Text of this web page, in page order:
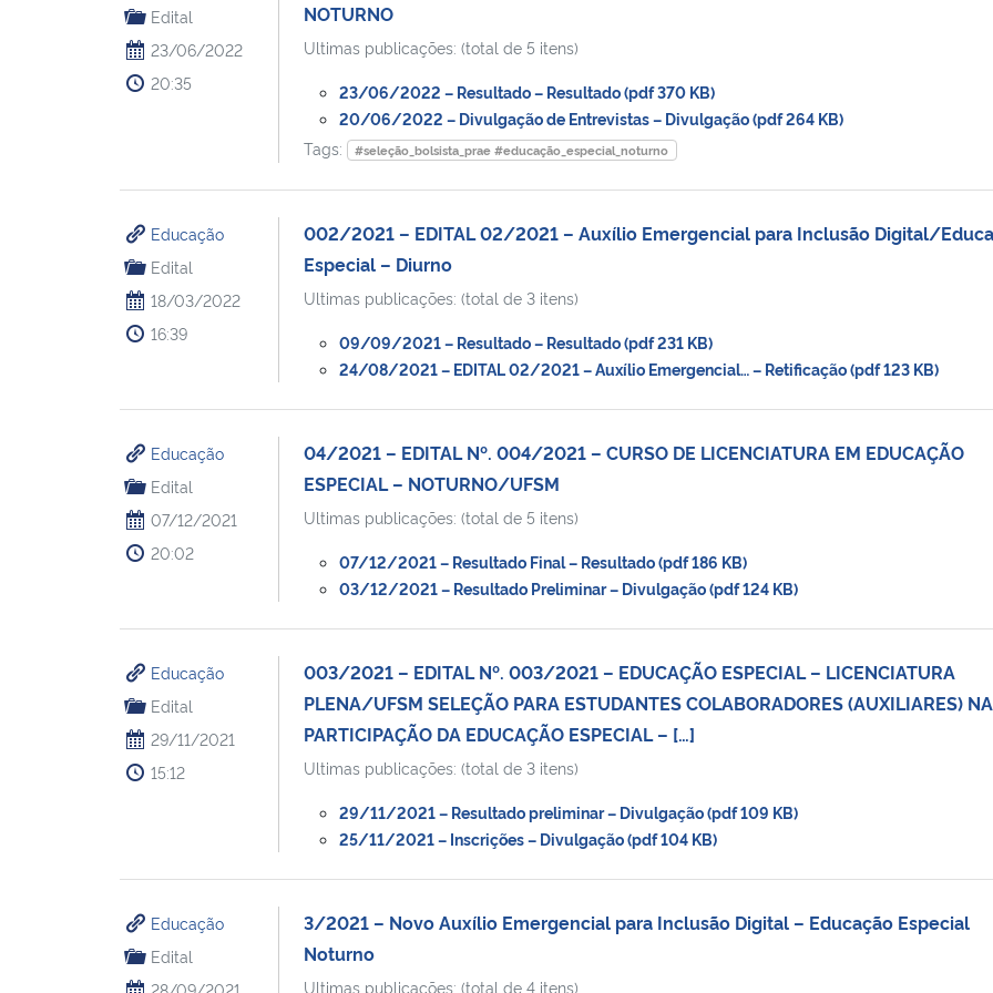
Edital
23/06/2022
20:35
NOTURNO
Ultimas publicações: (total de 5 itens)
23/06/2022 – Resultado – Resultado (pdf 370 KB)
20/06/2022 – Divulgação de Entrevistas – Divulgação (pdf 264 KB)
Tags:
#seleção_bolsista_prae #educação_especial_noturno
Educação
Edital
18/03/2022
16:39
002/2021 – EDITAL 02/2021 – Auxílio Emergencial para Inclusão Digital/
Especial – Diurno
Ultimas publicações: (total de 3 itens)
09/09/2021 – Resultado – Resultado (pdf 231 KB)
24/08/2021 – EDITAL 02/2021 – Auxílio Emergencial… – Retificação (pdf 123 KB)
Educação
Edital
07/12/2021
20:02
04/2021 – EDITAL Nº. 004/2021 – CURSO DE LICENCIATURA EM EDUCAÇÃO
ESPECIAL – NOTURNO/UFSM
Ultimas publicações: (total de 5 itens)
07/12/2021 – Resultado Final – Resultado (pdf 186 KB)
03/12/2021 – Resultado Preliminar – Divulgação (pdf 124 KB)
Educação
Edital
29/11/2021
15:12
003/2021 – EDITAL Nº. 003/2021 – EDUCAÇÃO ESPECIAL – LICENCIATURA
PLENA/UFSM SELEÇÃO PARA ESTUDANTES COLABORADORES (AUXILIARES) NA
PARTICIPAÇÃO DA EDUCAÇÃO ESPECIAL – […]
Ultimas publicações: (total de 3 itens)
29/11/2021 – Resultado preliminar – Divulgação (pdf 109 KB)
25/11/2021 – Inscrições – Divulgação (pdf 104 KB)
Educação
Edital
28/09/2021
3/2021 – Novo Auxílio Emergencial para Inclusão Digital – Educação Especial
Noturno
Ultimas publicações: (total de 4 itens)